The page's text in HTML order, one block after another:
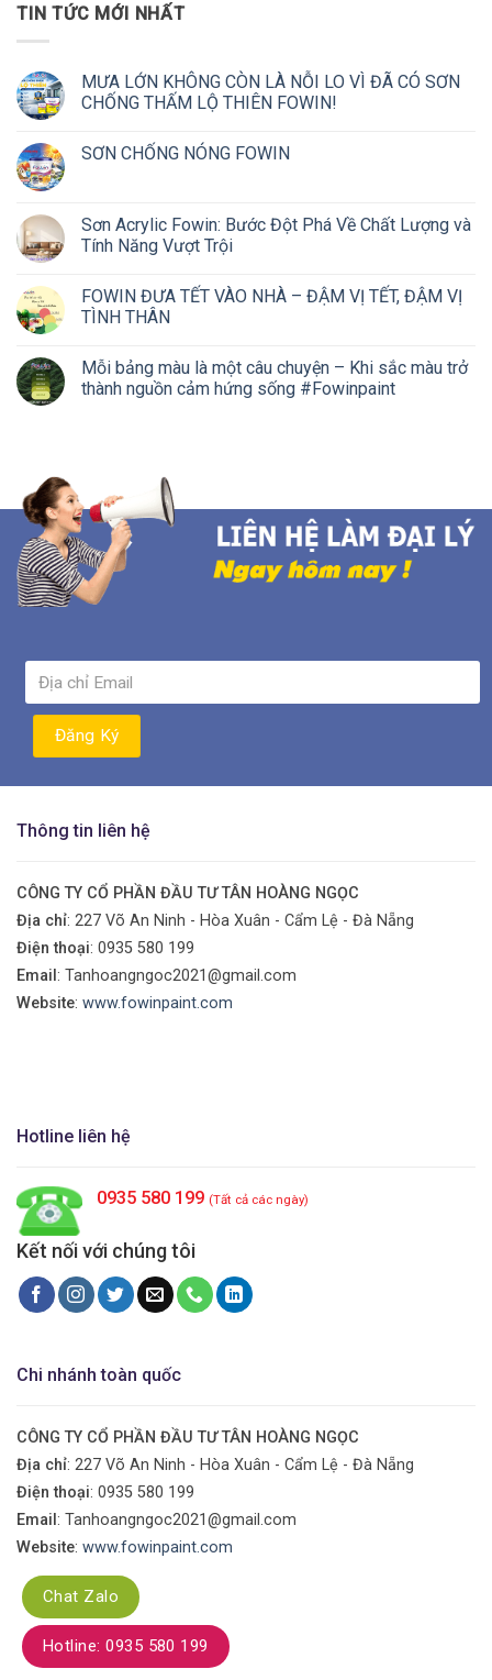
TIN TỨC MỚI NHẤT
MƯA LỚN KHÔNG CÒN LÀ NỖI LO VÌ ĐÃ CÓ SƠN
CHỐNG THẤM LỘ THIÊN FOWIN!
SƠN CHỐNG NÓNG FOWIN
Sơn Acrylic Fowin: Bước Đột Phá Về Chất Lượng và
Tính Năng Vượt Trội
FOWIN ĐƯA TẾT VÀO NHÀ – ĐẬM VỊ TẾT, ĐẬM VỊ
TÌNH THÂN
Mỗi bảng màu là một câu chuyện – Khi sắc màu trở
thành nguồn cảm hứng sống #Fowinpaint
Thông tin liên hệ
CÔNG TY CỔ PHẦN ĐẦU TƯ TÂN HOÀNG NGỌC
Địa chỉ: 227 Võ An Ninh - Hòa Xuân - Cẩm Lệ - Đà Nẵng
Điện thoại: 0935 580 199
Email : Tanhoangngoc2021@gmail.com
Website: www.fowinpaint.com
Hotline liên hệ
0935 580 199 (Tất cả các ngày)
Kết nối với chúng tôi
Chi nhánh toàn quốc
CÔNG TY CỔ PHẦN ĐẦU TƯ TÂN HOÀNG NGỌC
Địa chỉ: 227 Võ An Ninh - Hòa Xuân - Cẩm Lệ - Đà Nẵng
Điện thoại: 0935 580 199
Email : Tanhoangngoc2021@gmail.com
Website: www.fowinpaint.com
Chat Zalo
Hotline: 0935 580 199